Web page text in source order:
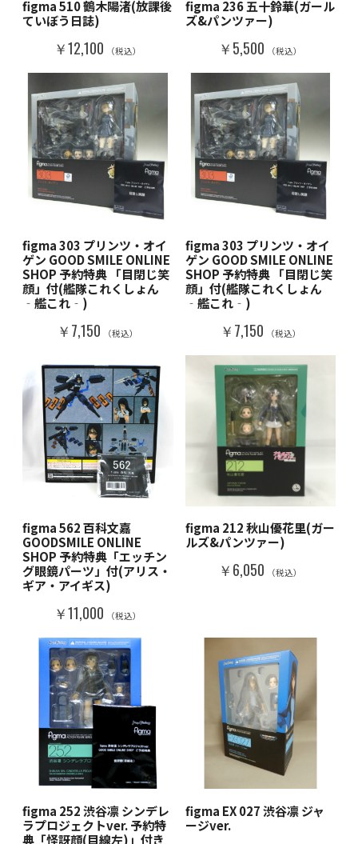
figma 510 鶴木陽渚(放課後
ていぼう日誌)
￥12,100 （税込）
figma 236 五十鈴華(ガール
ズ&パンツァー)
￥5,500 （税込）
figma 303 プリンツ・オイ
ゲン GOOD SMILE ONLINE
SHOP 予約特典 「目閉じ笑
顔」付(艦隊これくしょん
‐艦これ‐)
￥7,150 （税込）
figma 303 プリンツ・オイ
ゲン GOOD SMILE ONLINE
SHOP 予約特典 「目閉じ笑
顔」付(艦隊これくしょん
‐艦これ‐)
￥7,150 （税込）
figma 562 百科文嘉
GOODSMILE ONLINE
SHOP 予約特典「エッチン
グ眼鏡パーツ」付(アリス・
ギア・アイギス)
￥11,000 （税込）
figma 212 秋山優花里(ガー
ルズ&パンツァー)
￥6,050 （税込）
figma 252 渋谷凛 シンデレ
ラプロジェクトver. 予約特
典「怪訝顔(目線左)」付き
figma EX 027 渋谷凛 ジャ
ージver.